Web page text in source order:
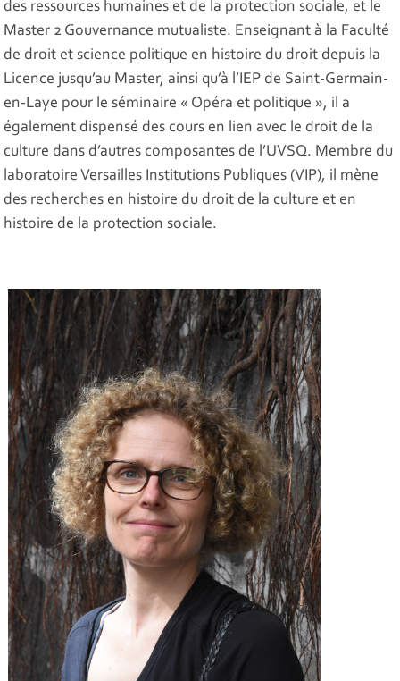
des ressources humaines et de la protection sociale, et le
Master 2 Gouvernance mutualiste. Enseignant à la Faculté
de droit et science politique en histoire du droit depuis la
Licence jusqu’au Master, ainsi qu’à l’IEP de Saint-Germain-
en-Laye pour le séminaire « Opéra et politique », il a
également dispensé des cours en lien avec le droit de la
culture dans d’autres composantes de l’UVSQ. Membre du
laboratoire Versailles Institutions Publiques (VIP), il mène
des recherches en histoire du droit de la culture et en
histoire de la protection sociale.